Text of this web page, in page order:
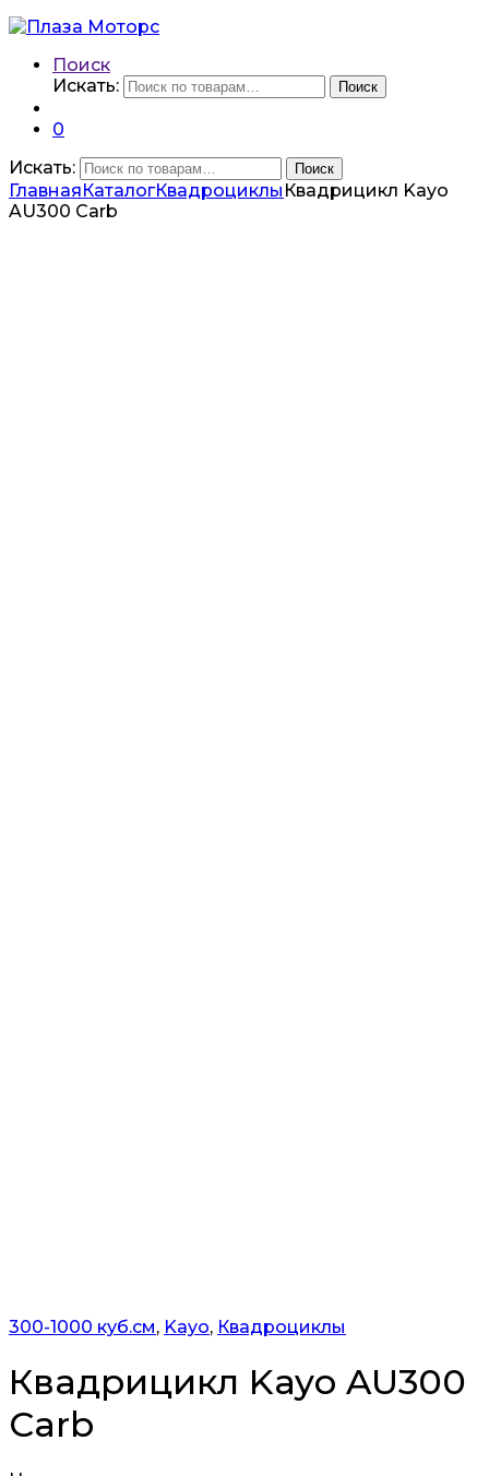
Поиск
Искать:
Поиск
0
Искать:
Поиск
ГлавнаяКаталогКвадроциклы Квадрицикл Kayo
AU300 Сarb
300-1000 куб.см, Kayo, Квадроциклы
Квадрицикл Kayo AU300
Сarb